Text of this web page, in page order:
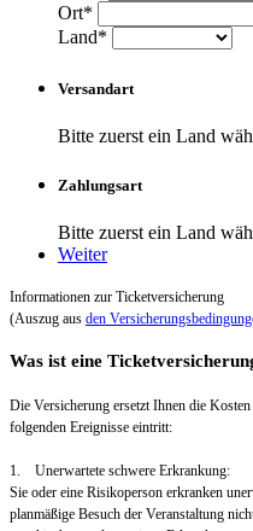
Ort*
Land*
Versandart
Bitte zuerst ein Land
Zahlungsart
Bitte zuerst ein Land
Weiter
Informationen zur Ticketversicherung
(Auszug aus den
Was ist eine
Die Versicherung ersetzt Ihnen die
folgenden Ereignisse eintritt:
1. Unerwartete schwere Erkrankung:
Sie oder eine Risikoperson erkranken
planmäßige Besuch der Veranstaltung